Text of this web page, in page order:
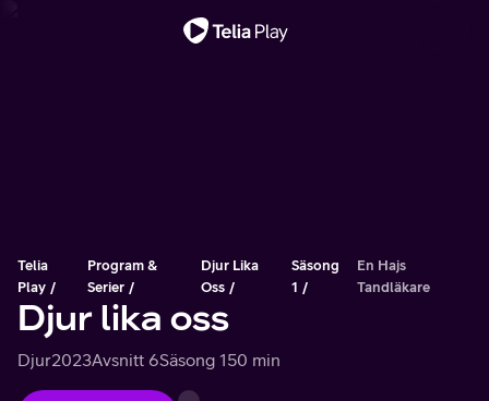
Telia
Play
Program &
Serier
Djur Lika
Oss
Säsong
1
En Hajs
Tandläkare
Djur lika oss
Djur2023Avsnitt 6Säsong 150 min